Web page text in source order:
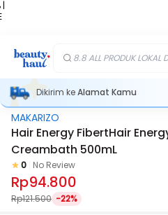
|
8.8 ALL PRODUK LOKAL
Dikirim keAlamat Kamu
MAKARIZO
Hair Energy FibertHair
Creambath 500mL
0 No Review
Rp94.800
Rp121.500 -22%